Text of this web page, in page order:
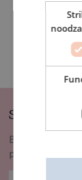
Schrijf je in
Blijf op de
promoties en